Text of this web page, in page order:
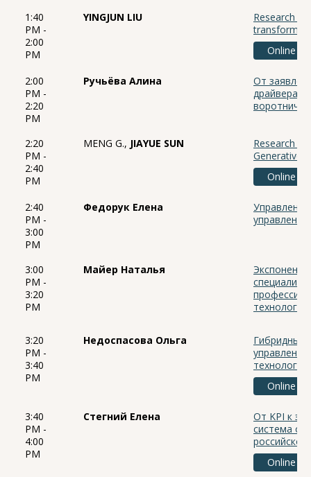
1:40
PM -
2:00
PM
YINGJUN LIU
Research
Online
2:00
PM -
2:20
PM
Ручьёва Алина
От
драйверам:
2:20
PM -
2:40
PM
MENG G., JIAYUE SUN
Research
Generative
Online
2:40
PM -
3:00
PM
Федорук Елена
3:00
PM -
3:20
PM
Майер Наталья
3:20
PM -
3:40
PM
Недоспасова Ольга
Гибридный
Online
3:40
PM -
4:00
PM
Стегний Елена
От KPI к
система
Online